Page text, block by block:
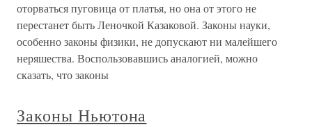
оторваться пуговица от платья, но она от этого не
перестанет быть Леночкой Казаковой. Законы науки,
особенно законы физики, не допускают ни малейшего
неряшества. Воспользовавшись аналогией, можно
сказать, что законы
Законы Ньютона